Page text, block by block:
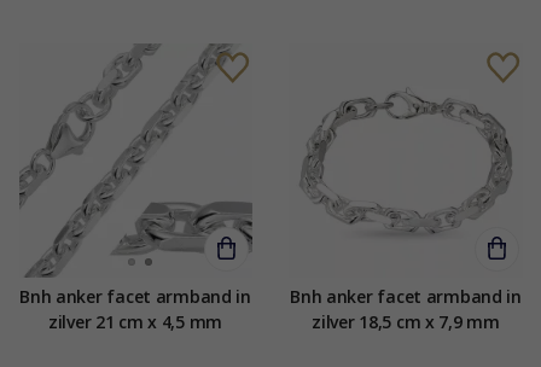
Bnh anker facet armband in
zilver 21 cm x 4,5 mm
Bnh anker facet armband in
zilver 18,5 cm x 7,9 mm